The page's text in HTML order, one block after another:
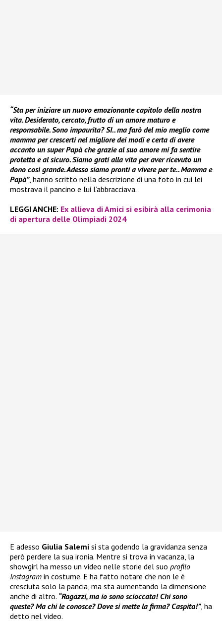
“Sta per iniziare un nuovo emozionante capitolo della nostra
vita. Desiderato, cercato, frutto di un amore maturo e
responsabile. Sono impaurita? SI.. ma farò del mio meglio come
mamma per crescerti nel migliore dei modi e certa di avere
accanto un super Papà che grazie al suo amore mi fa sentire
protetta e al sicuro. Siamo grati alla vita per aver ricevuto un
dono così grande. Adesso siamo pronti a vivere per te.. Mamma e
Papà”, hanno scritto nella descrizione di una foto in cui lei
mostrava il pancino e lui l’abbracciava.
LEGGI ANCHE: Ex allieva di Amici si esibirà alla cerimonia
di apertura delle Olimpiadi 2024
E adesso Giulia Salemi si sta godendo la gravidanza senza
però perdere la sua ironia. Mentre si trova in vacanza, la
showgirl ha messo un video nelle storie del suo profilo
Instagram in costume. E ha fatto notare che non le è
cresciuta solo la pancia, ma sta aumentando la dimensione
anche di altro. “Ragazzi, ma io sono scioccata! Chi sono
queste? Ma chi le conosce? Dove si mette la firma? Caspita!”, ha
detto nel video.